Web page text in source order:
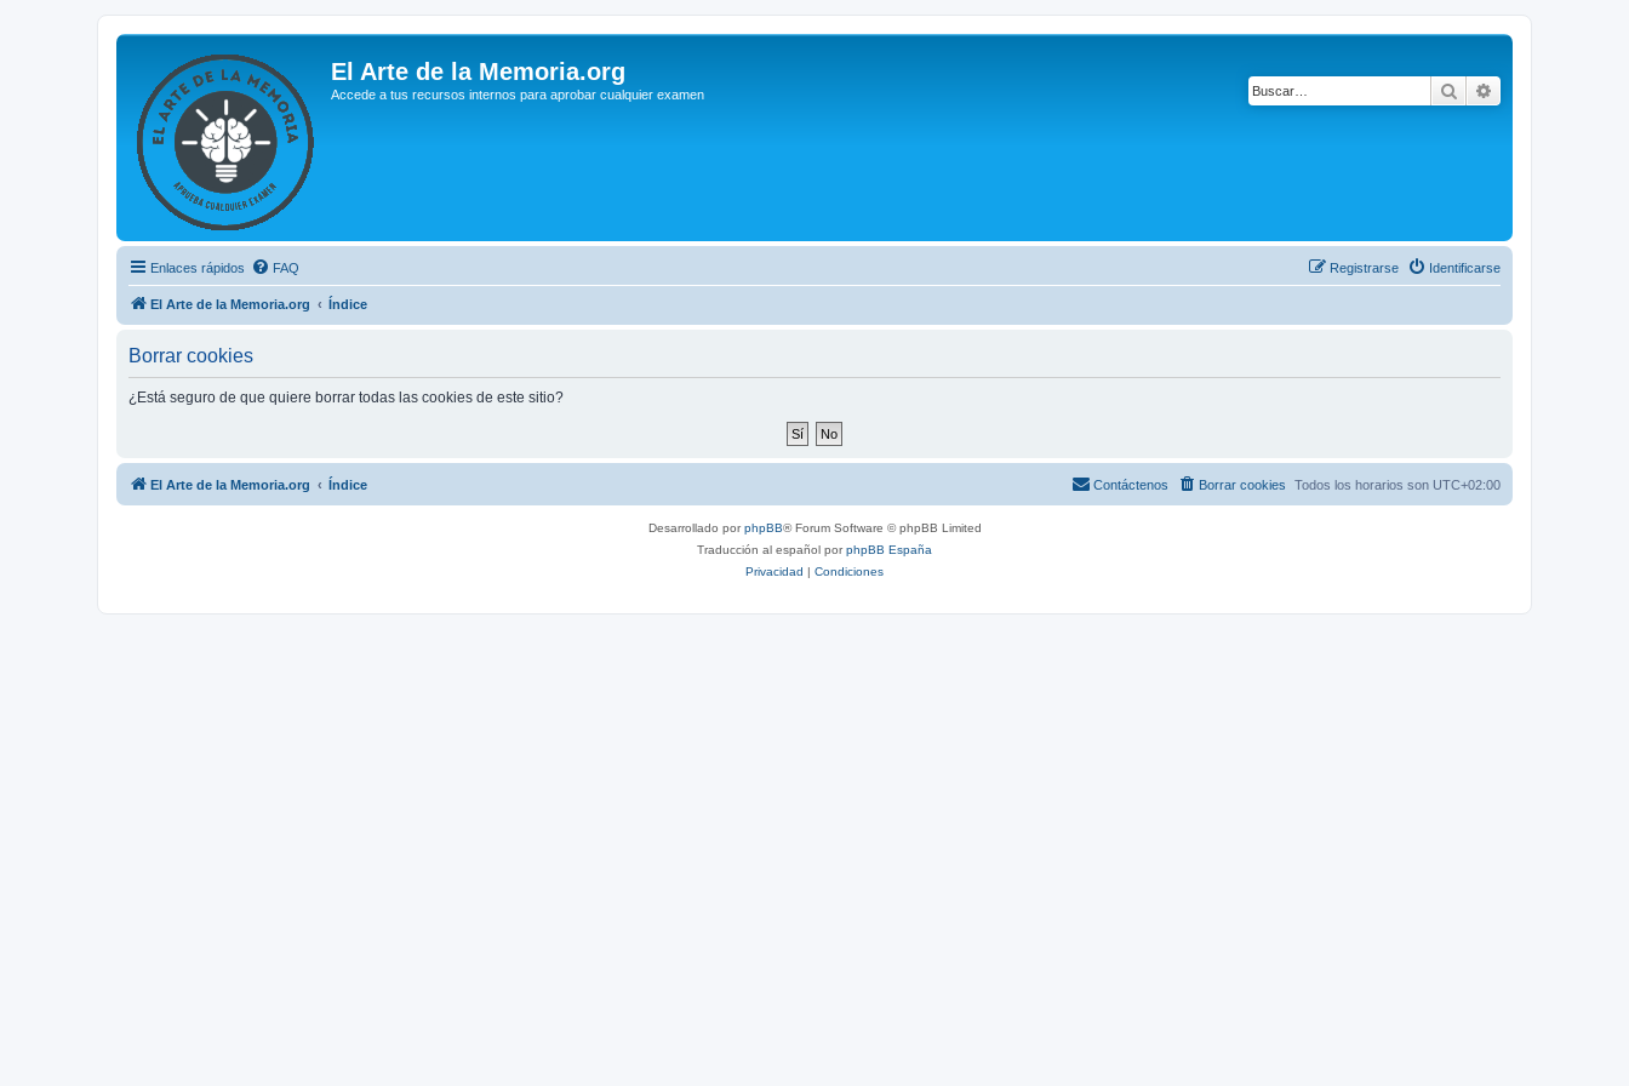
El Arte de la Memoria.org
Accede a tus recursos internos para aprobar cualquier examen Buscar
Enlaces rápidos FAQ Identificarse
Registrarse
El Arte de la Memoria.org Índice
Borrar cookies
¿Está seguro de que quiere borrar todas las cookies de este sitio?
El Arte de la Memoria.org Índice Todos los horarios son UTC+02:00
Borrar cookies
Contáctenos
Desarrollado porphpBB® Forum Software © phpBB Limited
Traducción al español porphpBB España
Privacidad | Condiciones